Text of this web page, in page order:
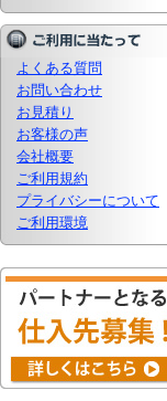
よくある質問
お問い合わせ
お見積り
お客様の声
会社概要
ご利用規約
プライバシーについて
ご利用環境